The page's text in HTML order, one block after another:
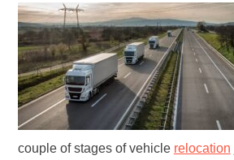
couple of stages of vehicle relocation